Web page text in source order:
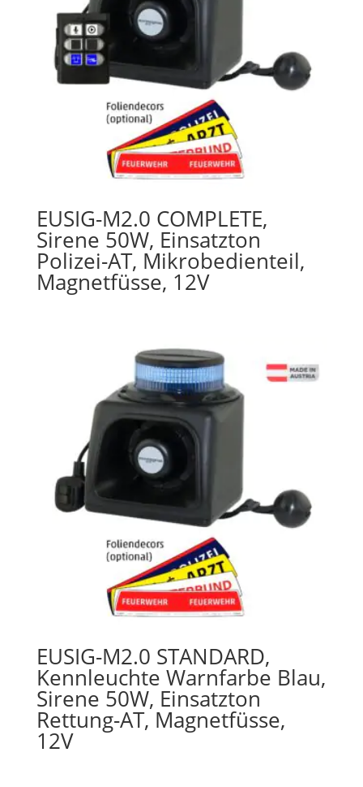
EUSIG-M2.0 COMPLETE,
Sirene 50W, Einsatzton
Polizei-AT, Mikrobedienteil,
Magnetfüsse, 12V
EUSIG-M2.0 STANDARD,
Kennleuchte Warnfarbe Blau,
Sirene 50W, Einsatzton
Rettung-AT, Magnetfüsse,
12V